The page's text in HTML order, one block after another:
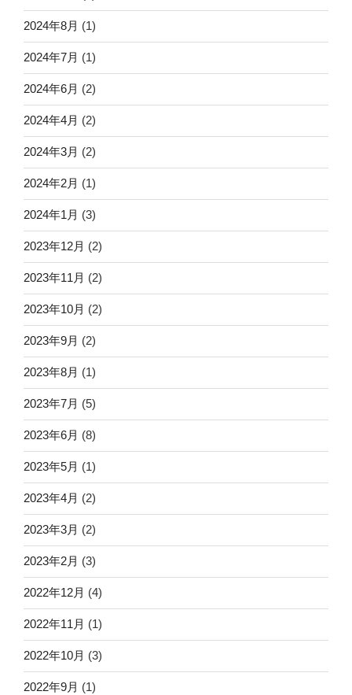
2024年8月 (1)
2024年7月 (1)
2024年6月 (2)
2024年4月 (2)
2024年3月 (2)
2024年2月 (1)
2024年1月 (3)
2023年12月 (2)
2023年11月 (2)
2023年10月 (2)
2023年9月 (2)
2023年8月 (1)
2023年7月 (5)
2023年6月 (8)
2023年5月 (1)
2023年4月 (2)
2023年3月 (2)
2023年2月 (3)
2022年12月 (4)
2022年11月 (1)
2022年10月 (3)
2022年9月 (1)